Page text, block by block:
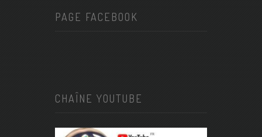
PAGE FACEBOOK
CHAÎNE YOUTUBE